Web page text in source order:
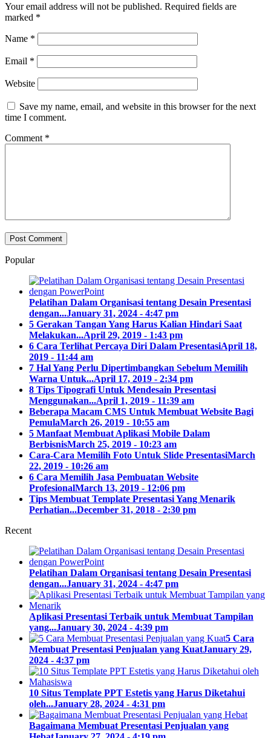
Your email address will not be published. Required fields are
marked *
Name *
Email *
Website
Save my name, email, and website in this browser for the next
time I comment.
Comment *
Popular
Pelatihan Dalam Organisasi tentang Desain Presentasi
dengan...January 31, 2024 - 4:47 pm
5 Gerakan Tangan Yang Harus Kalian Hindari Saat
Melakukan...April 29, 2019 - 1:43 pm
6 Cara Terlihat Percaya Diri Dalam PresentasiApril 18,
2019 - 11:44 am
7 Hal Yang Perlu Dipertimbangkan Sebelum Memilih
Warna Untuk...April 17, 2019 - 2:34 pm
8 Tips Tipografi Untuk Mendesain Presentasi
Menggunakan...April 1, 2019 - 11:39 am
Beberapa Macam CMS Untuk Membuat Website Bagi
PemulaMarch 26, 2019 - 10:55 am
5 Manfaat Membuat Aplikasi Mobile Dalam
BerbisnisMarch 25, 2019 - 10:23 am
Cara-Cara Memilih Foto Untuk Slide PresentasiMarch
22, 2019 - 10:26 am
6 Cara Memilih Jasa Pembuatan Website
ProfesionalMarch 13, 2019 - 12:06 pm
Tips Membuat Template Presentasi Yang Menarik
Perhatian...December 31, 2018 - 2:30 pm
Recent
Pelatihan Dalam Organisasi tentang Desain Presentasi
dengan...January 31, 2024 - 4:47 pm
Aplikasi Presentasi Terbaik untuk Membuat Tampilan
yang...January 30, 2024 - 4:39 pm
5 Cara
Membuat Presentasi Penjualan yang KuatJanuary 29,
2024 - 4:37 pm
10 Situs Template PPT Estetis yang Harus Diketahui
oleh...January 28, 2024 - 4:31 pm
Bagaimana Membuat Presentasi Penjualan yang